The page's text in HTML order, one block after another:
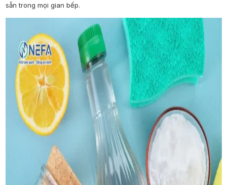
sẵn trong mọi gian bếp.